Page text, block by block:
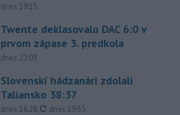
dnes 19:15
Twente deklasovalo DAC 6:0 v
prvom zápase 3. predkola
dnes 22:03
Slovenskí hádzanári zdolali
Taliansko 38:37
dnes 16:28, aktualizované
dnes 19:55